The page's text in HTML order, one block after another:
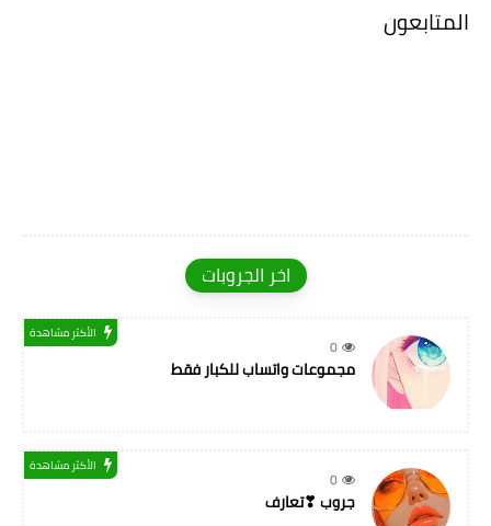
المتابعون
اخر الجروبات
0
الأكثر مشاهدة
مجموعات واتساب للكبار فقط
0
الأكثر مشاهدة
جروب ❣تعارف